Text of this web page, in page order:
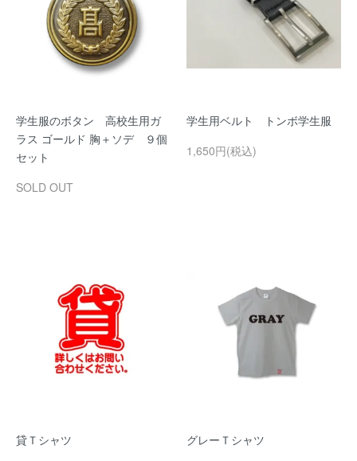
学生服のボタン 高校生用ガ
ラス ゴールド 胸＋ソデ ９個
セット
SOLD OUT
学生用ベルト トンボ学生服
1,650円(税込)
貸Ｔシャツ
グレーＴシャツ